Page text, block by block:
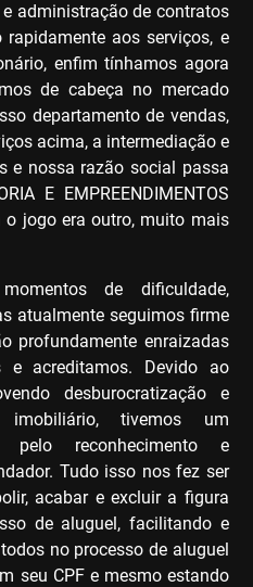
administração de contratos
aos serviços, e
enfim tínhamos agora
de cabeça no mercado
departamento de vendas,
acima, a intermediação e
e nossa razão social passa
E EMPREENDIMENTOS
o jogo era outro, muito mais
de dificuldade,
atualmente seguimos firme
profundamente enraizadas
acreditamos. Devido ao
desburocratização e
tivemos um
pelo reconhecimento e
Tudo isso nos fez ser
acabar e excluir a figura
de aluguel, facilitando e
no processo de aluguel
seu CPF e mesmo estando